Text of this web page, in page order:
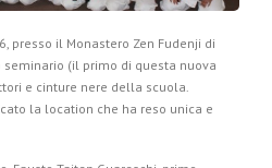
presso il Monastero Zen Fudenji di
(il primo di questa nuova
e cinture nere della scuola.
la location che ha reso unica e